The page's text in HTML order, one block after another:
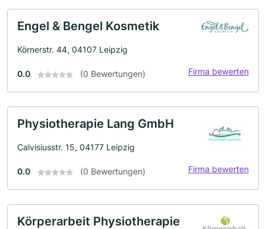
Engel & Bengel Kosmetik
Körnerstr. 44, 04107 Leipzig
0.0 (0 Bewertungen) Firma bewerten
Physiotherapie Lang GmbH
Calvisiusstr. 15, 04177 Leipzig
0.0 (0 Bewertungen) Firma bewerten
Körperarbeit Physiotherapie